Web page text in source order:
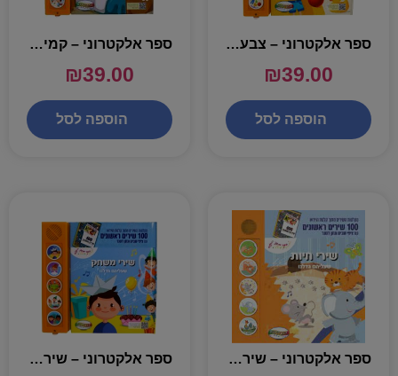
ספר אלקטרוני – צבעים
₪39.00
הוספה לסל
ספר אלקטרוני – קמים בבוקר
₪39.00
הוספה לסל
ספר אלקטרוני – שירי חיות 100 שירים ראשונים ספר אלקטרוני – שירי משחק 100 שירים ראשונים